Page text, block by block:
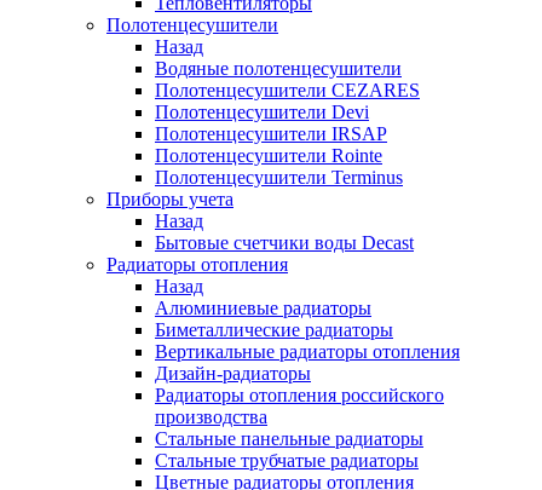
Полотенцесушители
Назад
Водяные полотенцесушители
Полотенцесушители CEZARES
Полотенцесушители Devi
Полотенцесушители IRSAP
Полотенцесушители Rointe
Полотенцесушители Terminus
Приборы учета
Назад
Бытовые счетчики воды Decast
Радиаторы отопления
Назад
Алюминиевые радиаторы
Биметаллические радиаторы
Вертикальные радиаторы отопления
Дизайн-радиаторы
Радиаторы отопления российского
производства
Стальные панельные радиаторы
Стальные трубчатые радиаторы
Цветные радиаторы отопления